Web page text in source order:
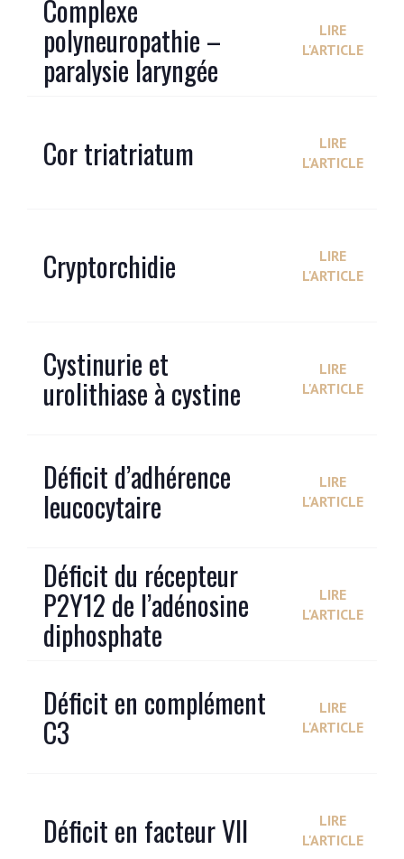
Complexe
polyneuropathie –
paralysie laryngée
LIRE
L'ARTICLE
Cor triatriatum
LIRE
L'ARTICLE
Cryptorchidie
LIRE
L'ARTICLE
Cystinurie et
urolithiase à cystine
LIRE
L'ARTICLE
Déficit d’adhérence
leucocytaire
LIRE
L'ARTICLE
Déficit du récepteur
P2Y12 de l’adénosine
diphosphate
LIRE
L'ARTICLE
Déficit en complément
C3
LIRE
L'ARTICLE
Déficit en facteur VII
LIRE
L'ARTICLE